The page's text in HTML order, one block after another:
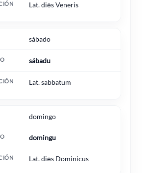
Lat. diēs Veneris
sábado
sábadu
Lat. sabbatum
domingo
domingu
Lat. diēs Dominicus